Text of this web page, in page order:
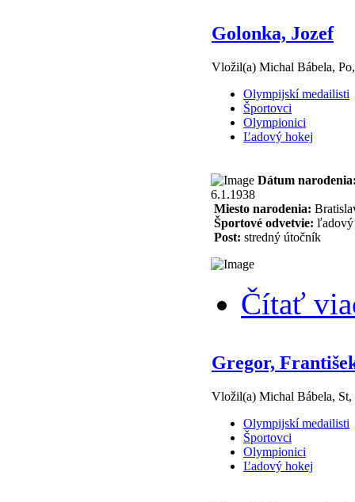
Golonka, Jozef
Vložil(a) Michal Bábela,
Olympijskí medailisti
Športovci
Olympionici
Ľadový hokej
Dátum
6.1.1938
Miesto narodenia:
Športové odvetvie: ľadový
Post: stredný útočník
Čítať
Gregor,
Vložil(a) Michal Bábela, St,
Olympijskí medailisti
Športovci
Olympionici
Ľadový hokej